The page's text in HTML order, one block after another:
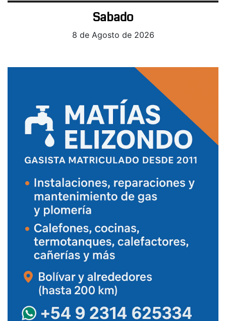
Sabado
8 de Agosto de 2026